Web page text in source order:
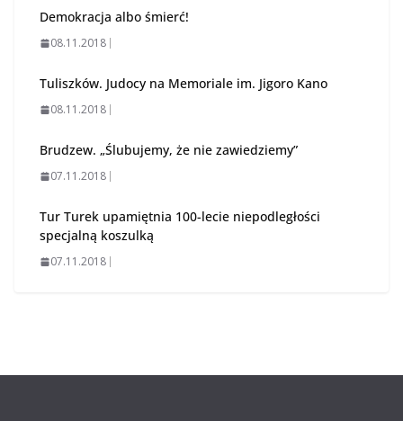
Demokracja albo śmierć!
08.11.2018
Tuliszków. Judocy na Memoriale im. Jigoro Kano
08.11.2018
Brudzew. „Ślubujemy, że nie zawiedziemy”
07.11.2018
Tur Turek upamiętnia 100-lecie niepodległości
specjalną koszulką
07.11.2018